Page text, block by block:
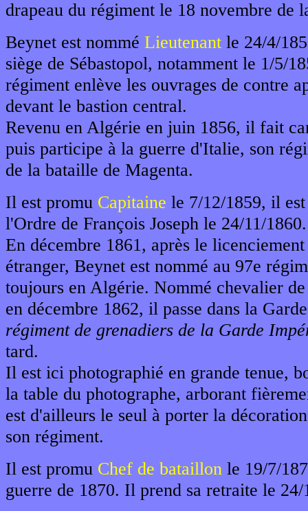
drapeau du régiment le 18 novembre de
Beynet est nommé Lieutenant le 24/4/
siège de Sébastopol, notamment le 1/5/
régiment enlève les ouvrages de contre
devant le bastion central.
Revenu en Algérie en juin 1856, il fait
puis participe à la guerre d'Italie, son
de la bataille de Magenta.
Il est promu Capitaine le 7/12/1859, il
l'Ordre de François Joseph le 24/11/1860.
En décembre 1861, après le
étranger, Beynet est nommé au 97e
toujours en Algérie. Nommé chevalier
en décembre 1862, il passe dans la
régiment de grenadiers de la Garde
tard.
Il est ici photographié en grande tenue,
la table du photographe, arborant
est d'ailleurs le seul à porter la
son régiment.
Il est promu Chef de bataillon le 19/7/
guerre de 1870. Il prend sa retraite le 24/